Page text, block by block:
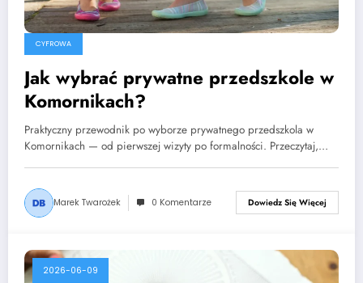
CYFROWA
Jak wybrać prywatne przedszkole w
Komornikach?
Praktyczny przewodnik po wyborze prywatnego przedszkola w
Komornikach — od pierwszej wizyty po formalności. Przeczytaj,…
Marek Twarożek 0 Komentarze Dowiedz Się Więcej
2026-06-09